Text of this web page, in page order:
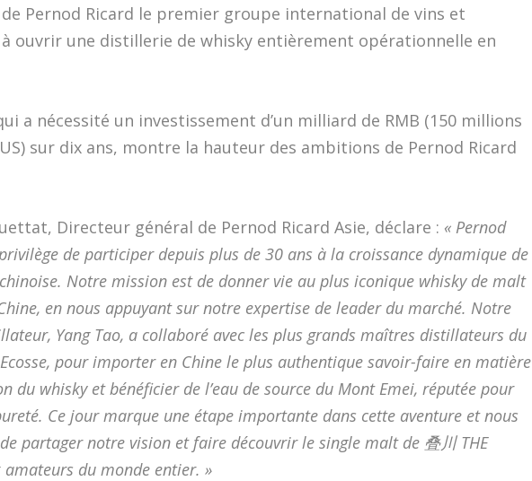
Pernod Ricard le premier groupe international de vins et
ouvrir une distillerie de whisky entièrement opérationnelle en
a nécessité un investissement d’un milliard de RMB (150 millions
sur dix ans, montre la hauteur des ambitions de Pernod Ricard
Directeur général de Pernod Ricard Asie, déclare : « Pernod
de participer depuis plus de 30 ans à la croissance dynamique de
Notre mission est de donner vie au plus iconique whisky de malt
en nous appuyant sur notre expertise de leader du marché. Notre
Yang Tao, a collaboré avec les plus grands maîtres distillateurs du
pour importer en Chine le plus authentique savoir-faire en matière
du whisky et bénéficier de l’eau de source du Mont Emei, réputée pour
Ce jour marque une étape importante dans cette aventure et nous
partager notre vision et faire découvrir le single malt de 叠川 THE
amateurs du monde entier. »